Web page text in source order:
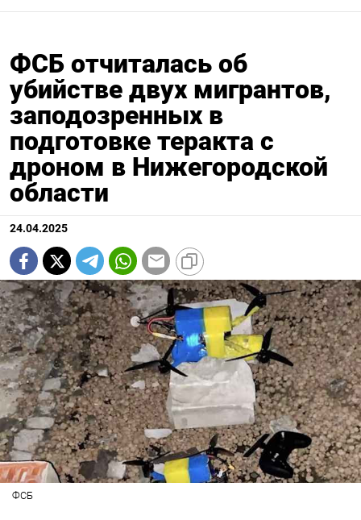
ФСБ отчиталась об
убийстве двух мигрантов,
заподозренных в
подготовке теракта c
дроном в Нижегородской
области
24.04.2025
ФСБ